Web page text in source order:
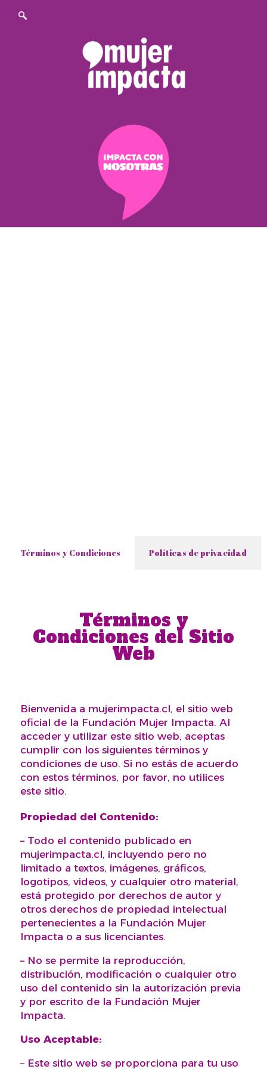
Términos y Condiciones Políticas de privacidad
Términos y
Condiciones del Sitio
Web
Bienvenida a mujerimpacta.cl, el sitio web
oficial de la Fundación Mujer Impacta. Al
acceder y utilizar este sitio web, aceptas
cumplir con los siguientes términos y
condiciones de uso. Si no estás de acuerdo
con estos términos, por favor, no utilices
este sitio.
Propiedad del Contenido:
– Todo el contenido publicado en
mujerimpacta.cl, incluyendo pero no
limitado a textos, imágenes, gráficos,
logotipos, videos, y cualquier otro material,
está protegido por derechos de autor y
otros derechos de propiedad intelectual
pertenecientes a la Fundación Mujer
Impacta o a sus licenciantes.
– No se permite la reproducción,
distribución, modificación o cualquier otro
uso del contenido sin la autorización previa
y por escrito de la Fundación Mujer
Impacta.
Uso Aceptable:
– Este sitio web se proporciona para tu uso